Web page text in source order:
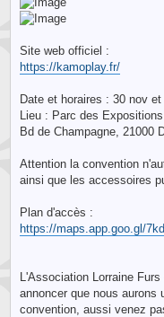
Site web officiel :
https://kamoplay.fr/
Date et horaires : 30 nov
Lieu : Parc des
Bd de Champagne, 21000
Attention la convention
ainsi que les accessoires
Plan d'accès :
https://maps.app.goo.gl/
L'Association Lorraine
annoncer que nous aurons
convention, aussi venez